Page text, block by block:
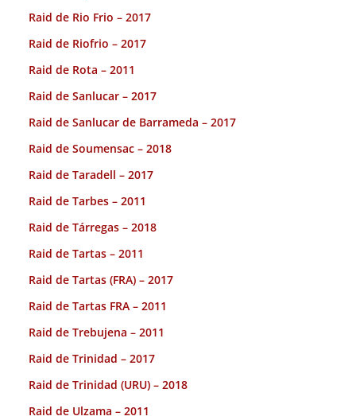
Raid de Rio Frio – 2017
Raid de Riofrio – 2017
Raid de Rota – 2011
Raid de Sanlucar – 2017
Raid de Sanlucar de Barrameda – 2017
Raid de Soumensac – 2018
Raid de Taradell – 2017
Raid de Tarbes – 2011
Raid de Tárregas – 2018
Raid de Tartas – 2011
Raid de Tartas (FRA) – 2017
Raid de Tartas FRA – 2011
Raid de Trebujena – 2011
Raid de Trinidad – 2017
Raid de Trinidad (URU) – 2018
Raid de Ulzama – 2011